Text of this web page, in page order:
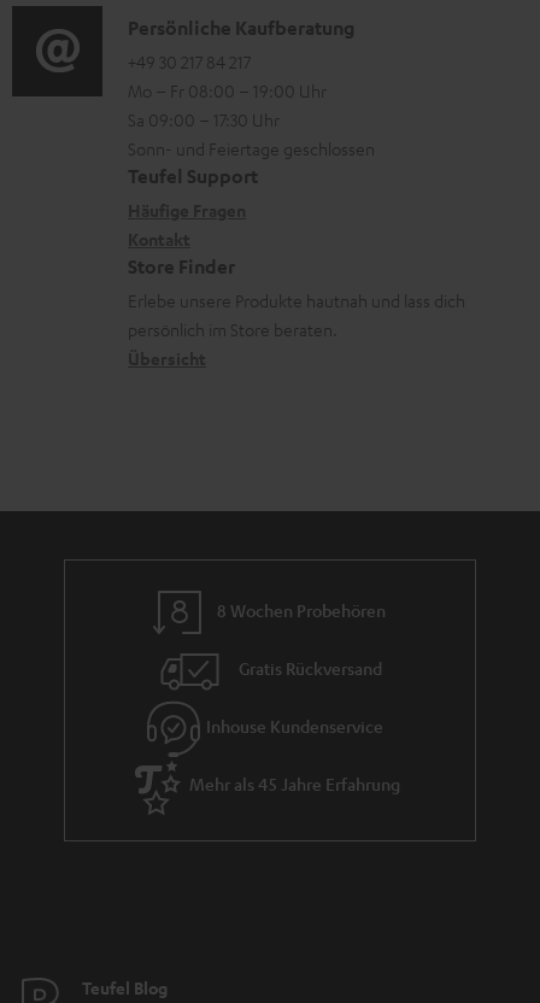
u
n
t
e
r
d
e
n
t
i
o
n
e
u
r
n
i
o
-
L
e
k
o
K
o
n
t
a
d
a
Persönliche Kaufberatung
+49 30 217 84 217
Mo – Fr 08:00 – 19:00 Uhr
Sa 09:00 – 17:30 Uhr
Sonn- und Feiertage geschlossen
Teufel Support
Store Finder
Erlebe unsere Produkte hautnah und lass dich
persönlich im Store beraten.
8 Wochen Probehören
Gratis Rückversand
Inhouse Kundenservice
Mehr als 45 Jahre Erfahrung
Teufel Blog